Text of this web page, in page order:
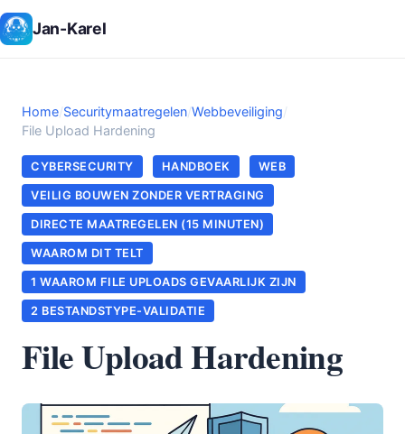
Jan-Karel
Home/Securitymaatregelen/Webbeveiliging/
File Upload Hardening
CYBERSECURITY HANDBOEK WEB
VEILIG BOUWEN ZONDER VERTRAGING
DIRECTE MAATREGELEN (15 MINUTEN)
WAAROM DIT TELT
1 WAAROM FILE UPLOADS GEVAARLIJK ZIJN
2 BESTANDSTYPE-VALIDATIE
File Upload Hardening